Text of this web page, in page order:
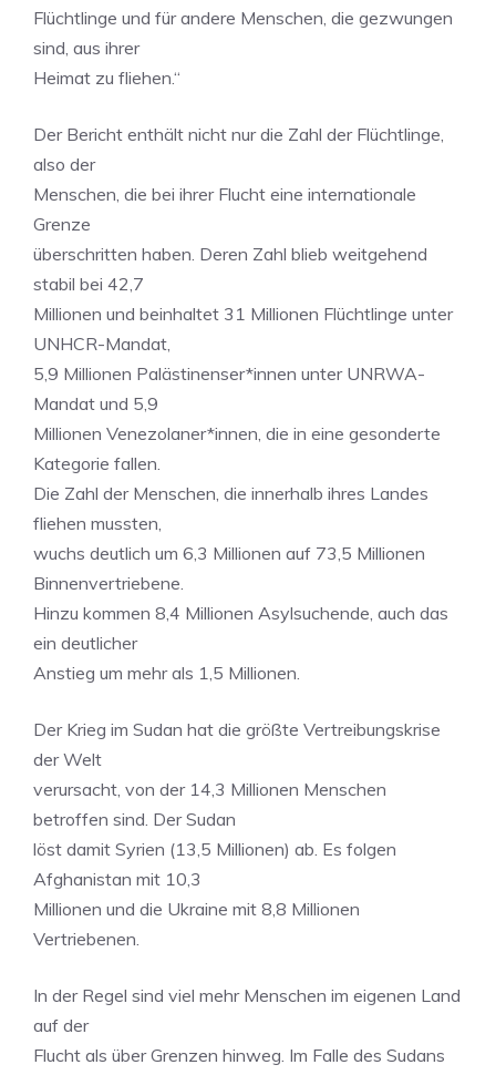
Flüchtlinge und für andere Menschen, die gezwungen
sind, aus ihrer
Heimat zu fliehen.“
Der Bericht enthält nicht nur die Zahl der Flüchtlinge,
also der
Menschen, die bei ihrer Flucht eine internationale
Grenze
überschritten haben. Deren Zahl blieb weitgehend
stabil bei 42,7
Millionen und beinhaltet 31 Millionen Flüchtlinge unter
UNHCR-Mandat,
5,9 Millionen Palästinenser*innen unter UNRWA-
Mandat und 5,9
Millionen Venezolaner*innen, die in eine gesonderte
Kategorie fallen.
Die Zahl der Menschen, die innerhalb ihres Landes
fliehen mussten,
wuchs deutlich um 6,3 Millionen auf 73,5 Millionen
Binnenvertriebene.
Hinzu kommen 8,4 Millionen Asylsuchende, auch das
ein deutlicher
Anstieg um mehr als 1,5 Millionen.
Der Krieg im Sudan hat die größte Vertreibungskrise
der Welt
verursacht, von der 14,3 Millionen Menschen
betroffen sind. Der Sudan
löst damit Syrien (13,5 Millionen) ab. Es folgen
Afghanistan mit 10,3
Millionen und die Ukraine mit 8,8 Millionen
Vertriebenen.
In der Regel sind viel mehr Menschen im eigenen Land
auf der
Flucht als über Grenzen hinweg. Im Falle des Sudans